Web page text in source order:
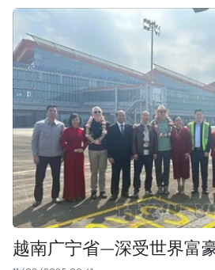
越南广宁省—深受世界富